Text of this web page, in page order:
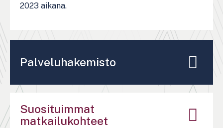
2023 aikana.
Palveluhakemisto
Suosituimmat
matkailukohteet